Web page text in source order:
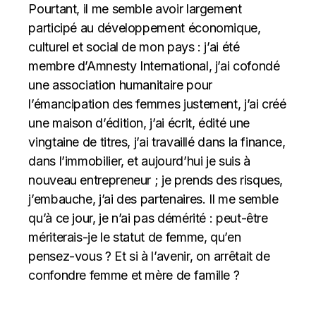
Pourtant, il me semble avoir largement
participé au développement économique,
culturel et social de mon pays : j’ai été
membre d’Amnesty International, j’ai cofondé
une association humanitaire pour
l’émancipation des femmes justement, j’ai créé
une maison d’édition, j’ai écrit, édité une
vingtaine de titres, j’ai travaillé dans la finance,
dans l’immobilier, et aujourd’hui je suis à
nouveau entrepreneur ; je prends des risques,
j’embauche, j’ai des partenaires. Il me semble
qu’à ce jour, je n’ai pas démérité : peut-être
mériterais-je le statut de femme, qu’en
pensez-vous ? Et si à l’avenir, on arrêtait de
confondre femme et mère de famille ?